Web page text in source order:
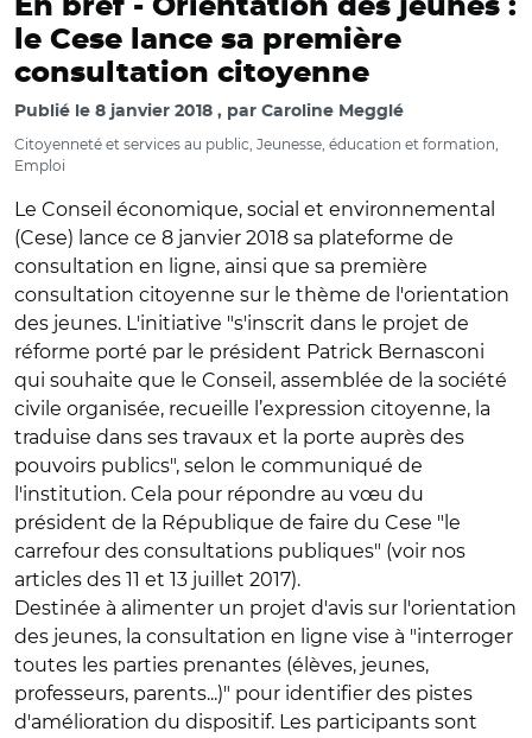
En bref - Orientation des jeunes :
le Cese lance sa première
consultation citoyenne
Publié le 8 janvier 2018 par Caroline Megglé
Citoyenneté et services au public, Jeunesse, éducation et formation,
Emploi
Le Conseil économique, social et environnemental
(Cese) lance ce 8 janvier 2018 sa plateforme de
consultation en ligne, ainsi que sa première
consultation citoyenne sur le thème de l'orientation
des jeunes. L'initiative "s'inscrit dans le projet de
réforme porté par le président Patrick Bernasconi
qui souhaite que le Conseil, assemblée de la société
civile organisée, recueille l’expression citoyenne, la
traduise dans ses travaux et la porte auprès des
pouvoirs publics", selon le communiqué de
l'institution. Cela pour répondre au vœu du
président de la République de faire du Cese "le
carrefour des consultations publiques" (voir nos
articles des 11 et 13 juillet 2017).
Destinée à alimenter un projet d'avis sur l'orientation
des jeunes, la consultation en ligne vise à "interroger
toutes les parties prenantes (élèves, jeunes,
professeurs, parents...)" pour identifier des pistes
d'amélioration du dispositif. Les participants sont